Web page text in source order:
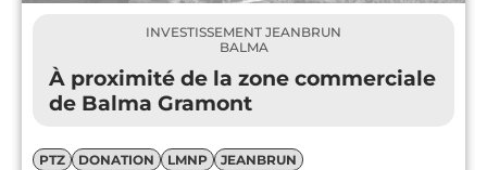
INVESTISSEMENT JEANBRUN
BALMA
À proximité de la zone commerciale
de Balma Gramont
PTZ DONATION LMNP JEANBRUN